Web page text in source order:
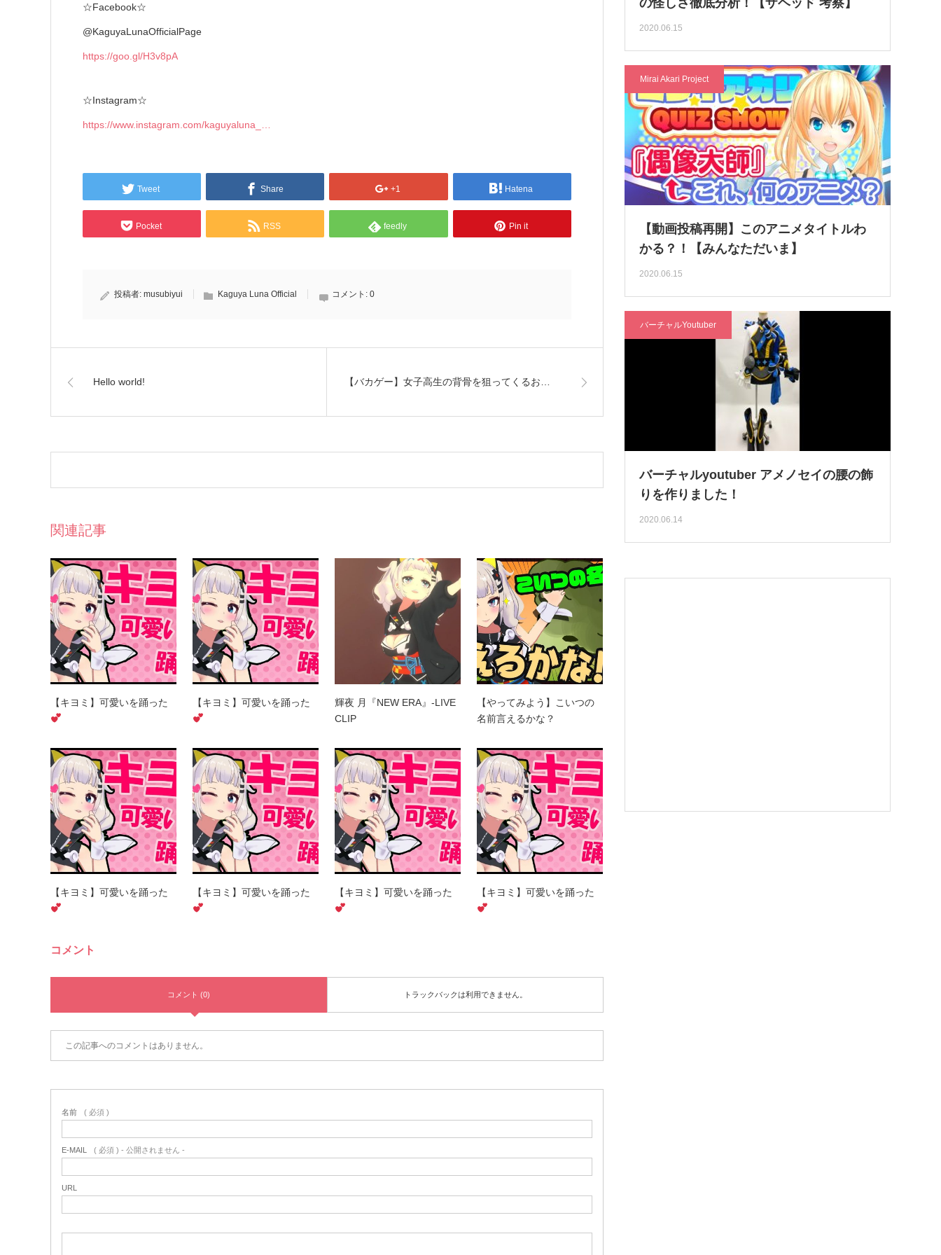
☆Facebook☆
@KaguyaLunaOfficialPage
https://goo.gl/H3v8pA
☆Instagram☆
https://www.instagram.com/kaguyaluna_…
Tweet Share +1 Hatena
Pocket RSS feedly Pin it
投稿者: musubiyui Kaguya Luna Official コメント: 0
Hello world! 【バカゲー】女子高生の背骨を狙ってくるお…
関連記事
【キヨミ】可愛いを踊った 【キヨミ】可愛いを踊った
輝夜 月『NEW ERA』-LIVE
CLIP
【やってみよう】こいつの
名前言えるかな？
【キヨミ】可愛いを踊った 【キヨミ】可愛いを踊った 【キヨミ】可愛いを踊った 【キヨミ】可愛いを踊った
コメント
コメント (0) トラックバックは利用できません。
この記事へのコメントはありません。
名前 ( 必須 )
E-MAIL ( 必須 ) - 公開されません -
URL
の怪しさ徹底分析！【ザヘッド 考察】
2020.06.15
Mirai Akari Project
【動画投稿再開】このアニメタイトルわ
かる？！【みんなただいま】
2020.06.15
バーチャルYoutuber
バーチャルyoutuber アメノセイの腰の飾
りを作りました！
2020.06.14